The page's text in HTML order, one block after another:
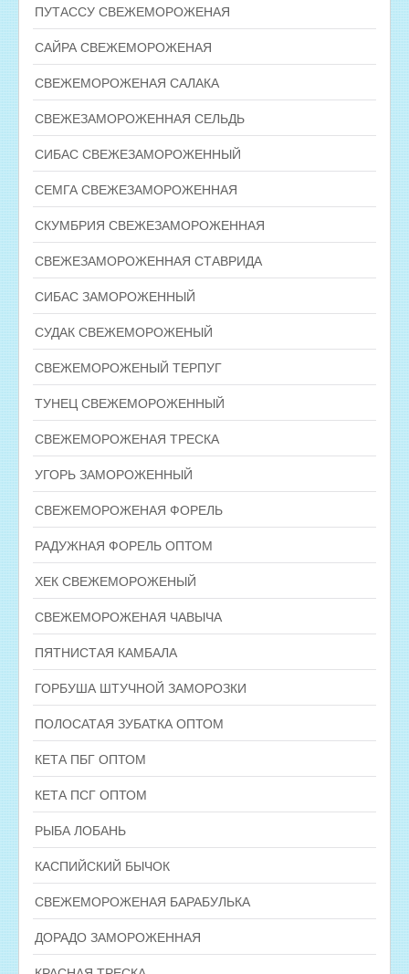
ПУТАССУ СВЕЖЕМОРОЖЕНАЯ
САЙРА СВЕЖЕМОРОЖЕНАЯ
СВЕЖЕМОРОЖЕНАЯ САЛАКА
СВЕЖЕЗАМОРОЖЕННАЯ СЕЛЬДЬ
СИБАС СВЕЖЕЗАМОРОЖЕННЫЙ
СЕМГА СВЕЖЕЗАМОРОЖЕННАЯ
СКУМБРИЯ СВЕЖЕЗАМОРОЖЕННАЯ
СВЕЖЕЗАМОРОЖЕННАЯ СТАВРИДА
СИБАС ЗАМОРОЖЕННЫЙ
СУДАК СВЕЖЕМОРОЖЕНЫЙ
СВЕЖЕМОРОЖЕНЫЙ ТЕРПУГ
ТУНЕЦ СВЕЖЕМОРОЖЕННЫЙ
СВЕЖЕМОРОЖЕНАЯ ТРЕСКА
УГОРЬ ЗАМОРОЖЕННЫЙ
СВЕЖЕМОРОЖЕНАЯ ФОРЕЛЬ
РАДУЖНАЯ ФОРЕЛЬ ОПТОМ
ХЕК СВЕЖЕМОРОЖЕНЫЙ
СВЕЖЕМОРОЖЕНАЯ ЧАВЫЧА
ПЯТНИСТАЯ КАМБАЛА
ГОРБУША ШТУЧНОЙ ЗАМОРОЗКИ
ПОЛОСАТАЯ ЗУБАТКА ОПТОМ
КЕТА ПБГ ОПТОМ
КЕТА ПСГ ОПТОМ
РЫБА ЛОБАНЬ
КАСПИЙСКИЙ БЫЧОК
СВЕЖЕМОРОЖЕНАЯ БАРАБУЛЬКА
ДОРАДО ЗАМОРОЖЕННАЯ